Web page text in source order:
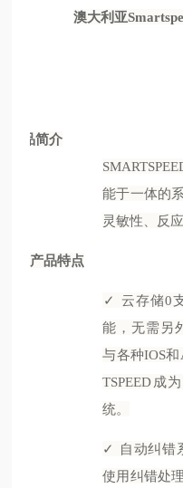
澳大利亚
产品简介
能于一体的
灵敏性、反
产品特点
✓ 云存储0
能，无需另
与各种IOS
TSPEED成
统。
✓ 自动纠错
使用纠错处